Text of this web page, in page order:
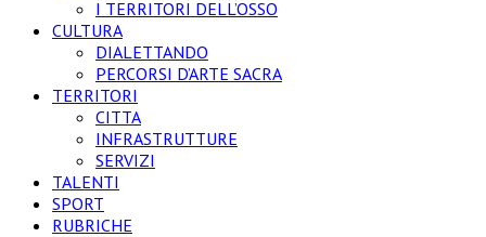
I TERRITORI DELL’OSSO
CULTURA
DIALETTANDO
PERCORSI D’ARTE SACRA
TERRITORI
CITTA
INFRASTRUTTURE
SERVIZI
TALENTI
SPORT
RUBRICHE